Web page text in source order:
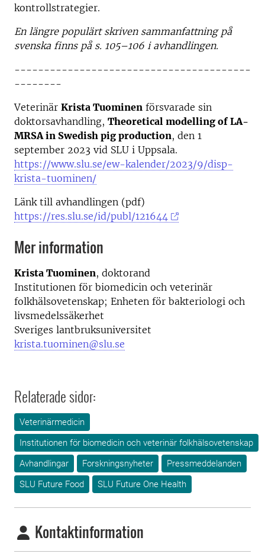
kontrollstrategier.
En längre populärt skriven sammanfattning på
svenska finns på s. 105–106 i avhandlingen.
----------------------------------------
--------
Veterinär Krista Tuominen försvarade sin
doktorsavhandling, Theoretical modelling of LA-
MRSA in Swedish pig production, den 1
september 2023 vid SLU i Uppsala.
https://www.slu.se/ew-kalender/2023/9/disp-
krista-tuominen/
Länk till avhandlingen (pdf)
https://res.slu.se/id/publ/121644
Mer information
Krista Tuominen, doktorand
Institutionen för biomedicin och veterinär
folkhälsovetenskap; Enheten för bakteriologi och
livsmedelssäkerhet
Sveriges lantbruksuniversitet
krista.tuominen@slu.se
Relaterade sidor:
Veterinärmedicin
Institutionen för biomedicin och veterinär folkhälsovetenskap
Avhandlingar
Forskningsnyheter
Pressmeddelanden
SLU Future Food
SLU Future One Health
Kontaktinformation